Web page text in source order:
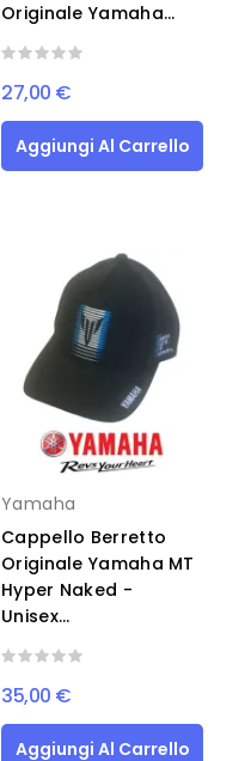
Originale Yamaha...
27,00 €
Aggiungi Al Carrello
Yamaha
Cappello Berretto
Originale Yamaha MT
Hyper Naked -
Unisex...
35,00 €
Aggiungi Al Carrello